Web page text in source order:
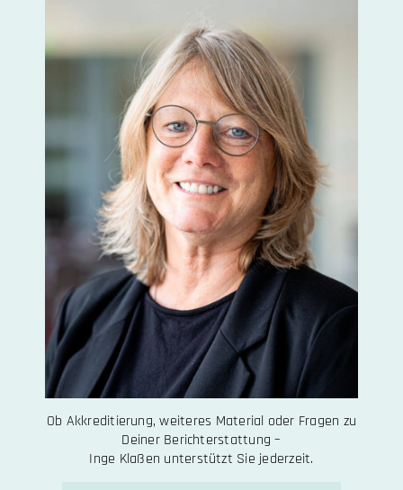
Ob Akkreditierung, weiteres Material oder Fragen zu
Deiner Berichterstattung –
Inge Klaßen unterstützt Sie jederzeit.